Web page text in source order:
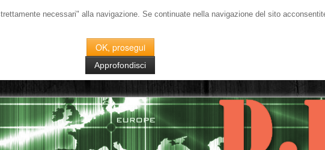
necessari" alla navigazione. Se continuate nella navigazione del sito
OK, prosegui
Approfondisci